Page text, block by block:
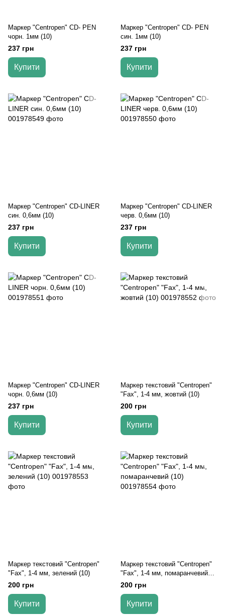
Маркер "Centropen" CD- PEN
чорн. 1мм (10)
237 грн
Купити
Маркер "Centropen" CD- PEN
син. 1мм (10)
237 грн
Купити
Маркер "Centropen" CD-LINER
син. 0,6мм (10)
237 грн
Купити
Маркер "Centropen" CD-LINER
черв. 0,6мм (10)
237 грн
Купити
Маркер "Centropen" CD-LINER
чорн. 0,6мм (10)
237 грн
Купити
Маркер текстовий "Centropen"
"Fax", 1-4 мм, жовтий (10)
200 грн
Купити
Маркер текстовий "Centropen"
"Fax", 1-4 мм, зелений (10)
200 грн
Купити
Маркер текстовий "Centropen"
"Fax", 1-4 мм, помаранчевий
(10)
200 грн
Купити